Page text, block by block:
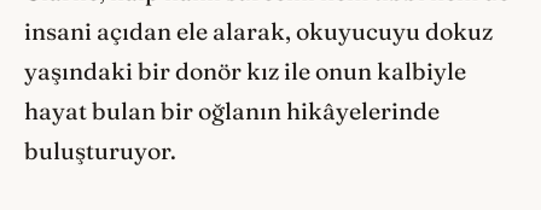
insani açıdan ele alarak, okuyucuyu dokuz
yaşındaki bir donör kız ile onun kalbiyle
hayat bulan bir oğlanın hikâyelerinde
buluşturuyor.